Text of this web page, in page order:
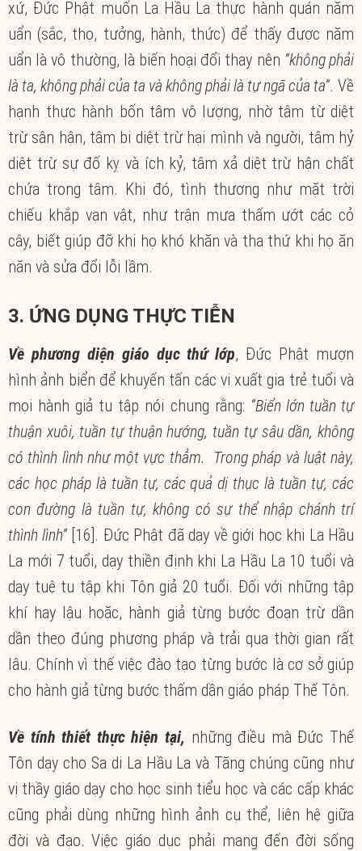
xứ, Đức Phật muốn La Hầu La thực hành quán năm
uẩn (sắc, thọ, tưởng, hành, thức) để thấy được năm
uẩn là vô thường, là biến hoại đổi thay nên “không phải
là ta, không phải của ta và không phải là tự ngã của ta”. Về
hạnh thực hành bốn tâm vô lượng, nhờ tâm từ diệt
trừ sân hận, tâm bi diệt trừ hại mình và người, tâm hỷ
diệt trừ sự đố kỵ và ích kỷ, tâm xả diệt trừ hận chất
chứa trong tâm. Khi đó, tình thương như mặt trời
chiếu khắp vạn vật, như trận mưa thấm ướt các cỏ
cây, biết giúp đỡ khi họ khó khăn và tha thứ khi họ ăn
năn và sửa đổi lỗi lầm.
3. ỨNG DỤNG THỰC TIỄN
Về phương diện giáo dục thứ lớp, Đức Phật mượn
hình ảnh biển để khuyến tấn các vị xuất gia trẻ tuổi và
mọi hành giả tu tập nói chung rằng: “Biển lớn tuần tự
thuận xuôi, tuần tự thuận hướng, tuần tự sâu dần, không
có thình lình như một vực thẳm. Trong pháp và luật này,
các học pháp là tuần tự, các quả dị thục là tuần tự, các
con đường là tuần tự, không có sự thể nhập chánh trí
thình lình”[16]. Đức Phật đã dạy về giới học khi La Hầu
La mới 7 tuổi, dạy thiền định khi La Hầu La 10 tuổi và
dạy tuệ tu tập khi Tôn giả 20 tuổi. Đối với những tập
khí hay lậu hoặc, hành giả từng bước đoạn trừ dần
dần theo đúng phương pháp và trải qua thời gian rất
lâu. Chính vì thế việc đào tạo từng bước là cơ sở giúp
cho hành giả từng bước thấm dần giáo pháp Thế Tôn.
Về tính thiết thực hiện tại, những điều mà Đức Thế
Tôn dạy cho Sa di La Hầu La và Tăng chúng cũng như
vị thầy giáo dạy cho học sinh tiểu học và các cấp khác
cũng phải dùng những hình ảnh cụ thể, liên hệ giữa
đời và đạo. Việc giáo dục phải mang đến đời sống